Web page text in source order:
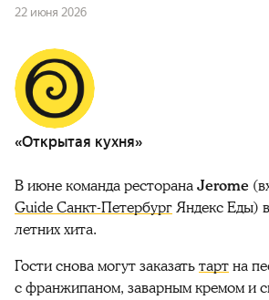
22 июня 2026
«Открытая кухня»
В июне команда ресторанаJerome
Guide Санкт-ПетербургЯндекс Еды)
летних хита.
Гости снова могут заказатьтартна
с франжипаном, заварным кремом и